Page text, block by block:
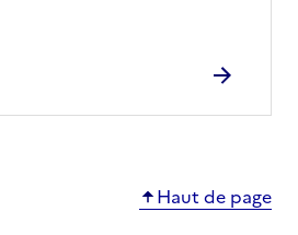
Haut de page